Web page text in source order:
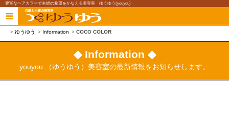
豊富なヘアカラーで主婦の希望をかなえる美容室 ゆうゆう(youyou)
ゆうゆう Information COCO COLOR
◆ Information ◆
youyou （ゆうゆう）美容室の最新情報をお知らせします。